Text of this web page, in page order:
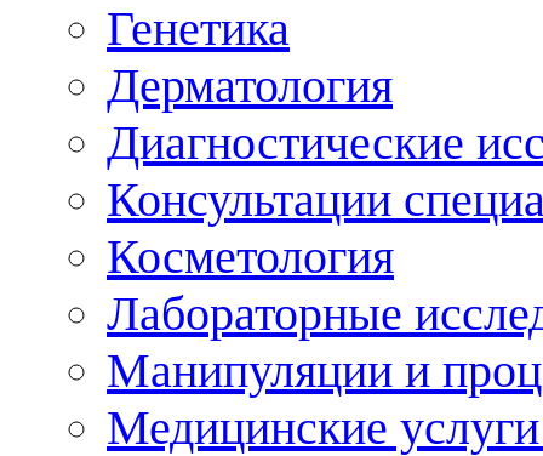
Генетика
Дерматология
Диагностические
Консультации
Косметология
Лабораторные
Манипуляции и
Медицинские